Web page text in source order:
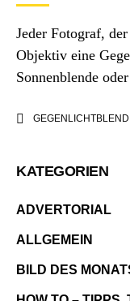
Jeder Fotograf,
Objektiv eine
Sonnenblende
KATEGORIEN
ADVERTORIAL
ALLGEMEIN
BILD DES